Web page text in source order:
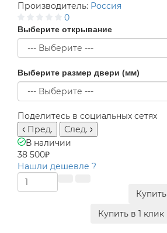
Производитель: Россия
0
Выберите открывание
Выберите размер двери (мм)
Поделитесь в социальных сетях
Пред.
След.
В наличии
38 500₽
Нашли дешевле ?
Купить
Купить в 1 клик